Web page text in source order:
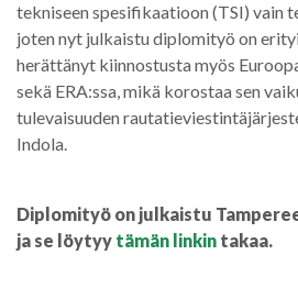
tekniseen spesifikaatioon (TSI) vain
joten nyt julkaistu diplomityö on
herättänyt kiinnostusta myös
sekä ERA:ssa, mikä korostaa sen
tulevaisuuden
Indola.
Diplomityö on julkaistu
ja se löytyy tämän linkin takaa.